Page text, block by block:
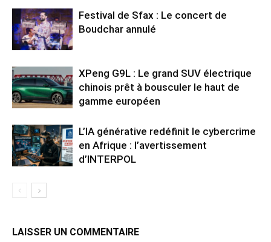
Festival de Sfax : Le concert de
Boudchar annulé
XPeng G9L : Le grand SUV électrique
chinois prêt à bousculer le haut de
gamme européen
L’IA générative redéfinit le cybercrime
en Afrique : l’avertissement
d’INTERPOL
LAISSER UN COMMENTAIRE